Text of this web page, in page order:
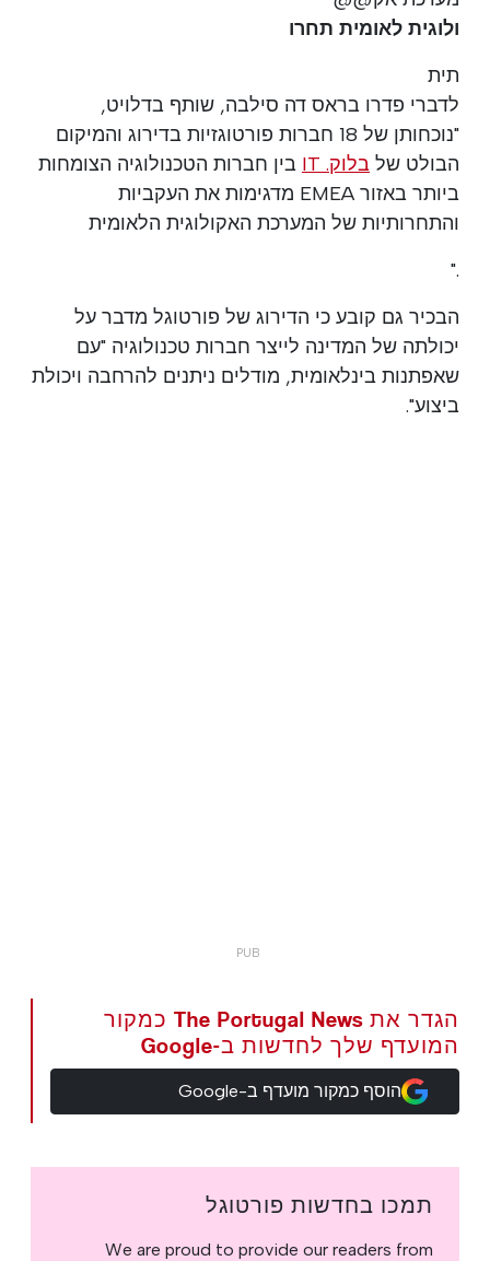
ולוגית לאומית תחרו
תית
לדברי פדרו בראס דה סילבה, שותף בדלויט,
"נוכחותן של 18 חברות פורטוגזיות בדירוג והמיקום
הבולט של בלוק. IT
בין חברות הטכנולוגיה הצומחות
ביותר באזור EMEA מדגימות את העקביות
והתחרותיות של המערכת האקולוגית הלאומית
."
הבכיר גם קובע כי הדירוג של פורטוגל מדבר על
יכולתה של המדינה לייצר חברות טכנולוגיה "עם
שאפתנות בינלאומית, מודלים ניתנים להרחבה ויכולת
ביצוע".
הגדר את The Portugal News כמקור
המועדף שלך לחדשות ב-Google
הוסף כמקור מועדף ב-Google
תמכו בחדשות פורטוגל
We are proud to provide our readers from